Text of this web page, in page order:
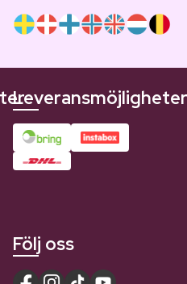
Leveransmöjligheter
Följ oss